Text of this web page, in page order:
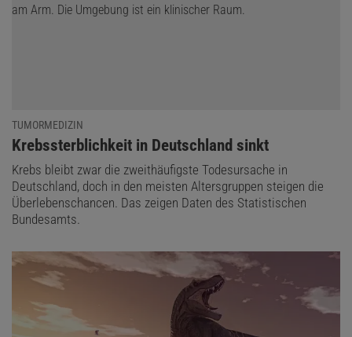
TUMORMEDIZIN
:
Krebssterblichkeit in Deutschland sinkt
Krebs bleibt zwar die zweithäufigste Todesursache in
Deutschland, doch in den meisten Altersgruppen steigen die
Überlebenschancen. Das zeigen Daten des Statistischen
Bundesamts.